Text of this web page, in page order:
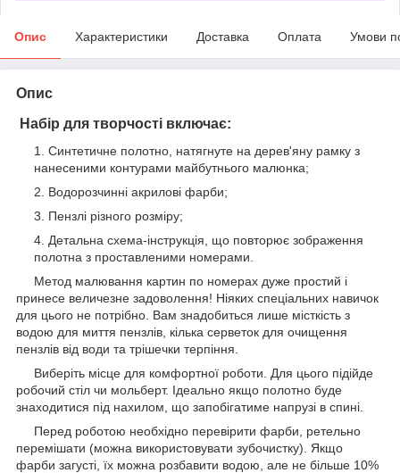
Опис Характеристики Доставка Оплата Умови
Опис
Набір для творчості включає:
Синтетичне полотно, натягнуте на дерев'яну рамку з
нанесеними контурами майбутнього малюнка;
Водорозчинні акрилові фарби;
Пензлі різного розміру;
Детальна схема-інструкція, що повторює зображення
полотна з проставленими номерами.
Метод малювання картин по номерах дуже простий і
принесе величезне задоволення! Ніяких спеціальних навичок
для цього не потрібно. Вам знадобиться лише місткість з
водою для миття пензлів, кілька серветок для очищення
пензлів від води та трішечки терпіння.
Виберіть місце для комфортної роботи. Для цього підійде
робочий стіл чи мольберт. Ідеально якщо полотно буде
знаходитися під нахилом, що запобігатиме напрузі в спині.
Перед роботою необхідно перевірити фарби, ретельно
перемішати (можна використовувати зубочистку). Якщо
фарби загусті, їх можна розбавити водою, але не більше 10%